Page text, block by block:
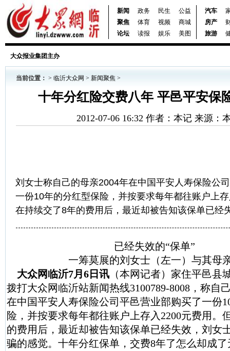
新闻 政务 民生
公益
聚焦
体育 视频
商城
论坛
读报 娱乐 美图
汽车
房产
旅游
大众报业集团主办
当前位置： > 临沂大众网 > 新闻聚焦 >
十年分红险交费八年 平邑平安保
2012-07-06 16:32 作者：本记 来源：
刘女士称自己的母亲2004年在中国平安人寿保险公
一份10年的分红型保险，并按要求每年都往账户上
在持续交了8年的费用后，最近却被告知该保单已经
已经失效的“保单”
一筹莫展的刘女士（左一）与其
大众网临沂7月6日讯 （本网记者）家住平邑县
拨打大众网临沂站新闻热线3100789-8008，称自
在中国平安人寿保险公司平邑营业部购买了一份
险，并按要求每年都往账户上存入2200元费用。
的费用后，最近却被告知该保单已经失效，刘女
骗的感觉。十年分红保单，交费8年了怎么却成